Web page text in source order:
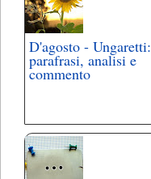
D'agosto - Ungaretti:
parafrasi, analisi e
commento